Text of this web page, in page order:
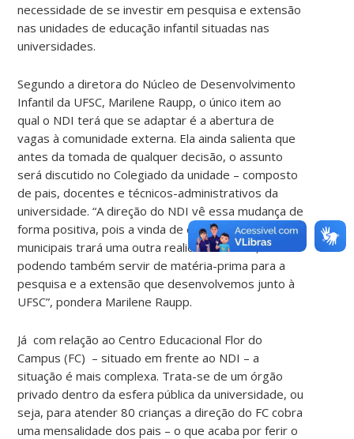
necessidade de se investir em pesquisa e extensão
nas unidades de educação infantil situadas nas
universidades.
Segundo a diretora do Núcleo de Desenvolvimento
Infantil da UFSC, Marilene Raupp, o único item ao
qual o NDI terá que se adaptar é a abertura de
vagas à comunidade externa. Ela ainda salienta que
antes da tomada de qualquer decisão, o assunto
será discutido no Colegiado da unidade – composto
de pais, docentes e técnicos-administrativos da
universidade. “A direção do NDI vê essa mudança de
forma positiva, pois a vinda de crianças de escolas
municipais trará uma outra realidade ao NDI,
podendo também servir de matéria-prima para a
pesquisa e a extensão que desenvolvemos junto à
UFSC”, pondera Marilene Raupp.
Já com relação ao Centro Educacional Flor do
Campus (FC) – situado em frente ao NDI – a
situação é mais complexa. Trata-se de um órgão
privado dentro da esfera pública da universidade, ou
seja, para atender 80 crianças a direção do FC cobra
uma mensalidade dos pais – o que acaba por ferir o